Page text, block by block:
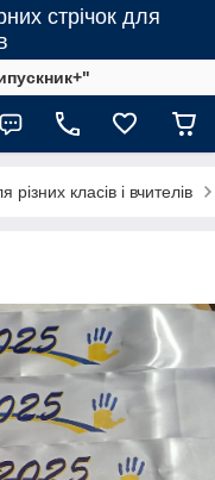
стрічок для
різних класів і вчителів